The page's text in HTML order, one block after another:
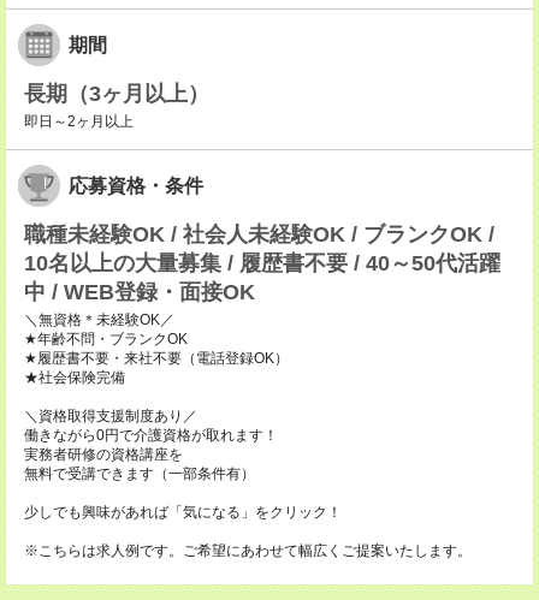
期間
長期（3ヶ月以上）
即日～2ヶ月以上
応募資格・条件
職種未経験OK / 社会人未経験OK / ブランクOK /
10名以上の大量募集 / 履歴書不要 / 40～50代活躍
中 / WEB登録・面接OK
＼無資格＊未経験OK／
★年齢不問・ブランクOK
★履歴書不要・来社不要（電話登録OK）
★社会保険完備
＼資格取得支援制度あり／
働きながら0円で介護資格が取れます！
実務者研修の資格講座を
無料で受講できます（一部条件有）
少しでも興味があれば「気になる」をクリック！
※こちらは求人例です。ご希望にあわせて幅広くご提案いたします。